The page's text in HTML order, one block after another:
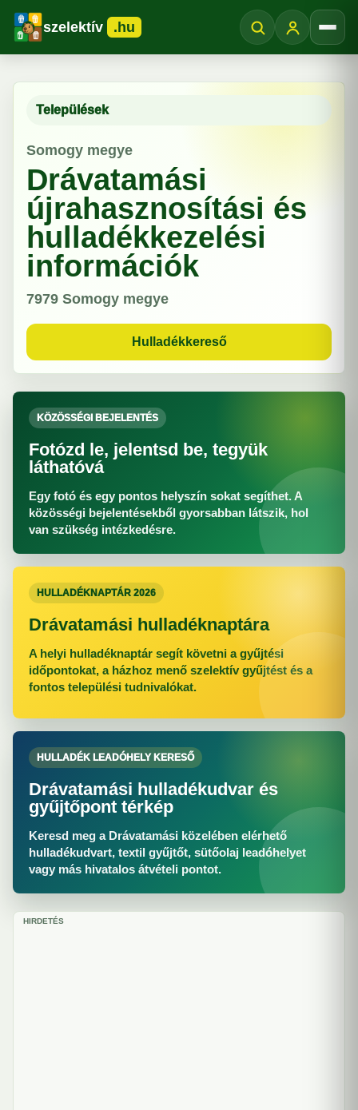
szelektív .hu
Települések
Somogy megye
Drávatamási
újrahasznosítási és
hulladékkezelési
információk
7979 Somogy megye
Hulladékkereső
KÖZÖSSÉGI BEJELENTÉS
Fotózd le, jelentsd be, tegyük
láthatóvá
Egy fotó és egy pontos helyszín sokat segíthet. A
közösségi bejelentésekből gyorsabban látszik, hol
van szükség intézkedésre.
HULLADÉKNAPTÁR 2026
Drávatamási hulladéknaptára
A helyi hulladéknaptár segít követni a gyűjtési
időpontokat, a házhoz menő szelektív gyűjtést és a
fontos települési tudnivalókat.
HULLADÉK LEADÓHELY KERESŐ
Drávatamási hulladékudvar és
gyűjtőpont térkép
Keresd meg a Drávatamási közelében elérhető
hulladékudvart, textil gyűjtőt, sütőolaj leadóhelyet
vagy más hivatalos átvételi pontot.
HIRDETÉS